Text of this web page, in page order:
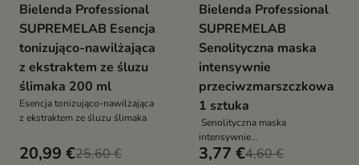
Bielenda Professional
SUPREMELAB Esencja
tonizująco-nawilżająca
z ekstraktem ze śluzu
ślimaka 200 ml
Esencja tonizująco-nawilżająca
z ekstraktem ze śluzu ślimaka
20,99 €25,60 €
Bielenda Professional
SUPREMELAB
Senolityczna maska
intensywnie
przeciwzmarszczkowa
1 sztuka
Senolityczna maska
intensywnie
przeciwzmarszczkowa
3,77 €4,60 €